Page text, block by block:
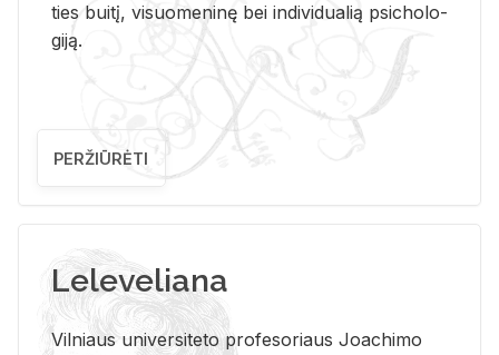
ties bui­tį, vi­suo­me­ni­nę bei in­di­vi­dua­lią psi­cho­lo­
gi­ją.
PERŽIŪRĖTI
Leleveliana
Vil­niaus uni­ver­si­te­to pro­fe­so­riaus Jo­a­chi­mo